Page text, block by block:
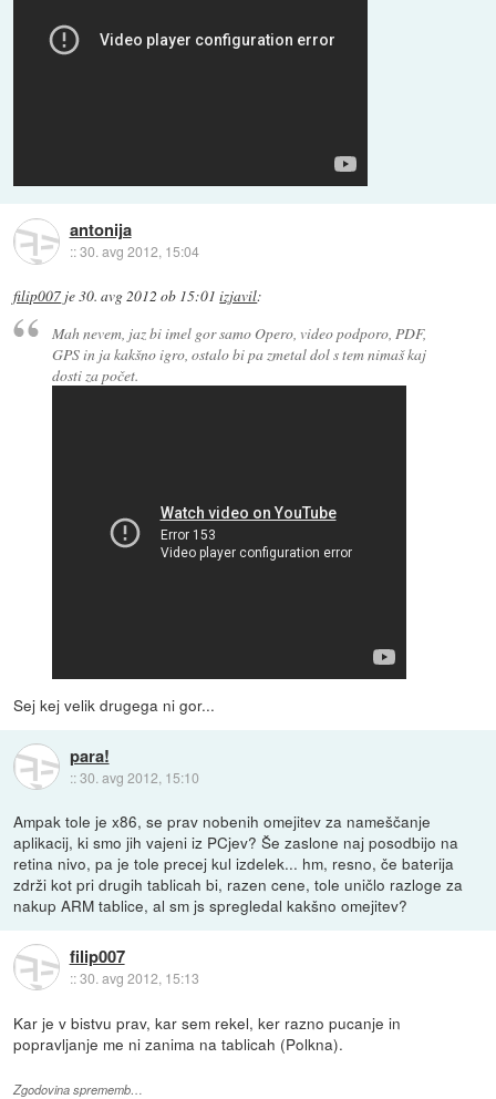
antonija
::30. avg 2012, 15:04
filip007 je30. avg 2012 ob 15:01 izjavil:
Mah nevem, jaz bi imel gor samo Opero, video podporo, PDF,
GPS in ja kakšno igro, ostalo bi pa zmetal dol s tem nimaš kaj
dosti za počet.
Sej kej velik drugega ni gor...
para!
::30. avg 2012, 15:10
Ampak tole je x86, se prav nobenih omejitev za nameščanje
aplikacij, ki smo jih vajeni iz PCjev? Še zaslone naj posodbijo na
retina nivo, pa je tole precej kul izdelek... hm, resno, če baterija
zdrži kot pri drugih tablicah bi, razen cene, tole uničlo razloge za
nakup ARM tablice, al sm js spregledal kakšno omejitev?
filip007
::30. avg 2012, 15:13
Kar je v bistvu prav, kar sem rekel, ker razno pucanje in
popravljanje me ni zanima na tablicah (Polkna).
Zgodovina sprememb…